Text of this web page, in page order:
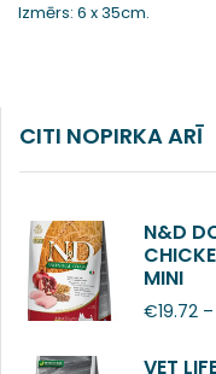
Izmērs: 6 x 35cm.
CITI NOPIRKA ARĪ
N&D
MINI
€19.72 –
VET